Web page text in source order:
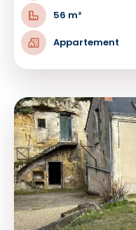
56 m²
Appartement